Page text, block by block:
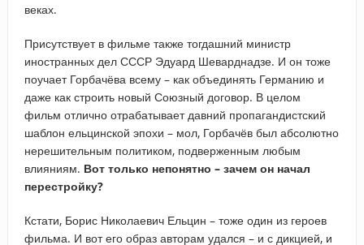
веках.
Присутствует в фильме также тогдашний министр
иностранных дел СССР Эдуард Шеварднадзе. И он тоже
поучает Горбачёва всему – как объединять Германию и
даже как строить новый Союзный договор. В целом
фильм отлично отрабатывает давний пропагандистский
шаблон ельцинской эпохи – мол, Горбачёв был абсолютно
нерешительным политиком, подверженным любым
влияниям. Вот только непонятно – зачем он начал
перестройку?
Кстати, Борис Николаевич Ельцин – тоже один из героев
фильма. И вот его образ авторам удался – и с дикцией, и